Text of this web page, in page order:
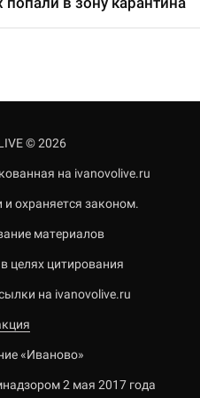
© 2026
на ivanovolive.ru
охраняется законом.
материалов
целях цитирования
на ivanovolive.ru
«Иваново»
2 мая 2017 года